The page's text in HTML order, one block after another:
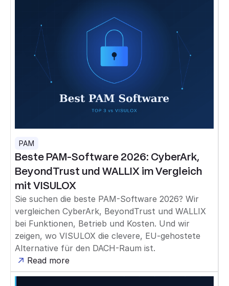
PAM
Beste PAM-Software 2026: CyberArk,
BeyondTrust und WALLIX im Vergleich
mit VISULOX
Sie suchen die beste PAM-Software 2026? Wir
vergleichen CyberArk, BeyondTrust und WALLIX
bei Funktionen, Betrieb und Kosten. Und wir
zeigen, wo VISULOX die clevere, EU-gehostete
Alternative für den DACH-Raum ist.
Read more